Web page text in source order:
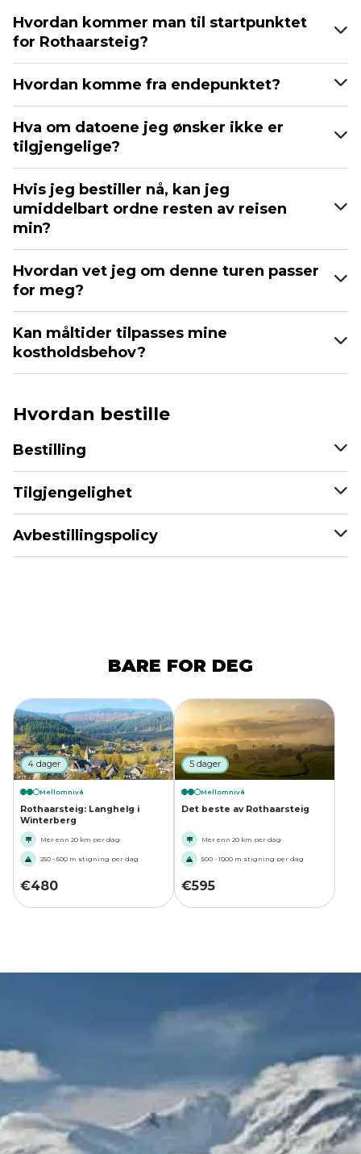
Hvordan kommer man til startpunktet
for Rothaarsteig?
Hvordan komme fra endepunktet?
Hva om datoene jeg ønsker ikke er
tilgjengelige?
Hvis jeg bestiller nå, kan jeg
umiddelbart ordne resten av reisen
min?
Hvordan vet jeg om denne turen passer
for meg?
Kan måltider tilpasses mine
kostholdsbehov?
Hvordan bestille
Bestilling
Tilgjengelighet
Avbestillingspolicy
BARE FOR DEG
4 dager
Mellomnivå
Rothaarsteig: Langhelg i
Winterberg
Mer enn 20 km per dag
250 - 500 m stigning per dag
€480
5 dager
Mellomnivå
Det beste av Rothaarsteig
Mer enn 20 km per dag
500 - 1000 m stigning per dag
€595